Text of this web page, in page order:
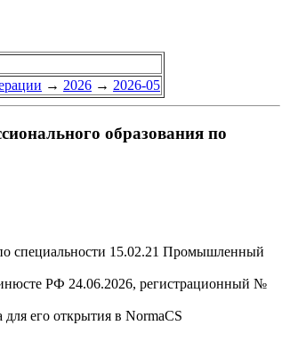
→ 2026 → 2026-05
образования по
по специальности 15.02.21 Промышленный
РФ 24.06.2026, регистрационный №
его открытия в NormaCS